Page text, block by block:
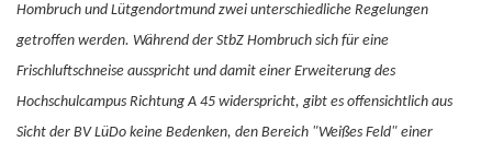
Hombruch und Lütgendortmund zwei unterschiedliche Regelungen
getroffen werden. Während der StbZ Hombruch sich für eine
Frischluftschneise ausspricht und damit einer Erweiterung des
Hochschulcampus Richtung A 45 widerspricht, gibt es offensichtlich aus
Sicht der BV LüDo keine Bedenken, den Bereich "Weißes Feld" einer